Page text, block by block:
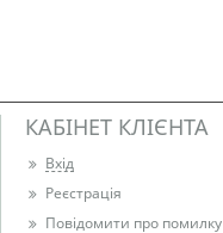
КАБІНЕТ КЛІЄНТА
Вхід
Реєстрація
Повідомити про помилку